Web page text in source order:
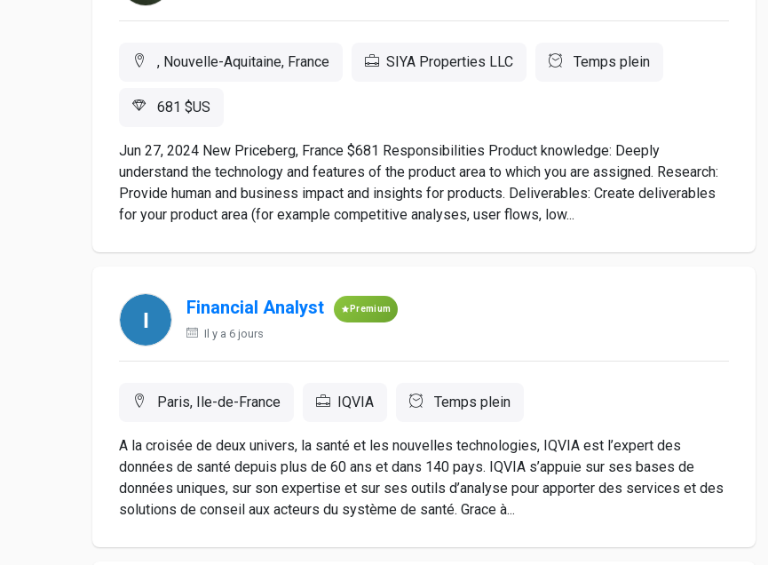
, Nouvelle-Aquitaine, France SIYA Properties LLC Temps plein
681 $US
Jun 27, 2024 New Priceberg, France $681 Responsibilities Product knowledge: Deeply
understand the technology and features of the product area to which you are assigned. Research:
Provide human and business impact and insights for products. Deliverables: Create deliverables
for your product area (for example competitive analyses, user flows, low...
Financial Analyst Premium
Il y a 6 jours
Paris, Ile-de-France IQVIA Temps plein
A la croisée de deux univers, la santé et les nouvelles technologies, IQVIA est l’expert des
données de santé depuis plus de 60 ans et dans 140 pays. IQVIA s’appuie sur ses bases de
données uniques, sur son expertise et sur ses outils d’analyse pour apporter des services et des
solutions de conseil aux acteurs du système de santé. Grace à...